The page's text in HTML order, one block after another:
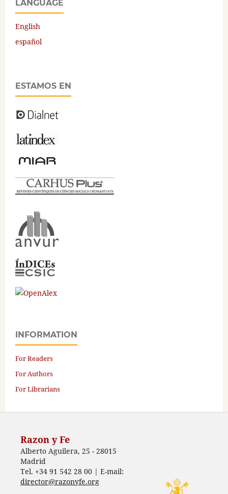
LANGUAGE
English
español
ESTAMOS EN
INFORMATION
For Readers
For Authors
For Librarians
Razon y Fe
Alberto Aguilera, 25 - 28015
Madrid
Tel. +34 91 542 28 00 | E-mail:
director@razonyfe.org